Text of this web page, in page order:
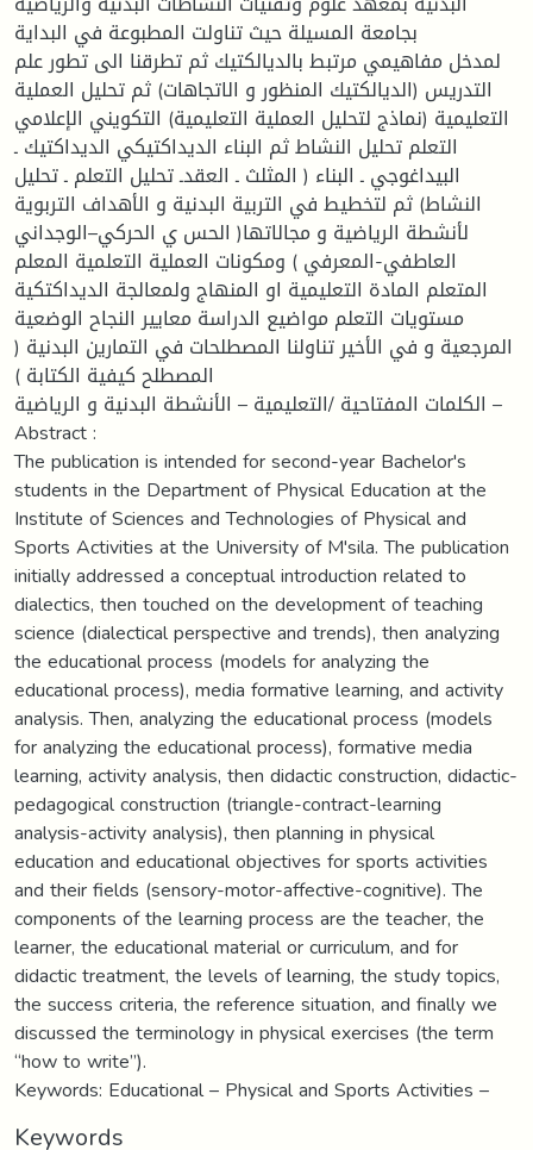
بجامعة المسيلة حيث تناولت المطبوعة في البداية
لمدخل مفاهيمي مرتبط بالديالكتيك ثم تطرقنا الى تطور علم
التدريس (الديالكتيك المنظور و الاتجاهات) ثم تحليل العملية
التعليمية (نماذج لتحليل العملية التعليمية) التكويني الإعلامي
التعلم تحليل النشاط ثم البناء الديداكتيكي الديداكتيك ـ
البيداغوجي ـ البناء ( المثلث ـ العقدـ تحليل التعلم ـ تحليل
النشاط) ثم لتخطيط في التربية البدنية و الأهداف التربوية
لأنشطة الرياضية و مجالاتها( الحس ي الحركي–الوجداني
العاطفي-المعرفي ) ومكونات العملية التعلمية المعلم
المتعلم المادة التعليمية او المنهاج ولمعالجة الديداكتكية
مستويات التعلم مواضيع الدراسة معايير النجاح الوضعية
المرجعية و في الأخير تناولنا المصطلحات في التمارين البدنية (
المصطلح كيفية الكتابة )
الكلمات المفتاحية /التعليمية – الأنشطة البدنية و الرياضية –
Abstract :
The publication is intended for second-year Bachelor's
students in the Department of Physical Education at the
Institute of Sciences and Technologies of Physical and
Sports Activities at the University of M'sila. The publication
initially addressed a conceptual introduction related to
dialectics, then touched on the development of teaching
science (dialectical perspective and trends), then analyzing
the educational process (models for analyzing the
educational process), media formative learning, and activity
analysis. Then, analyzing the educational process (models
for analyzing the educational process), formative media
learning, activity analysis, then didactic construction, didactic-
pedagogical construction (triangle-contract-learning
analysis-activity analysis), then planning in physical
education and educational objectives for sports activities
and their fields (sensory-motor-affective-cognitive). The
components of the learning process are the teacher, the
learner, the educational material or curriculum, and for
didactic treatment, the levels of learning, the study topics,
the success criteria, the reference situation, and finally we
discussed the terminology in physical exercises (the term
“how to write”).
Keywords: Educational – Physical and Sports Activities –
Keywords